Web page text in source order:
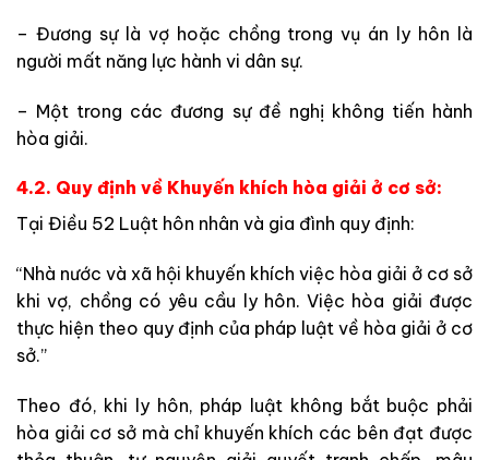
– Đương sự là vợ hoặc chồng trong vụ án ly hôn là
người mất năng lực hành vi dân sự.
– Một trong các đương sự đề nghị không tiến hành
hòa giải.
4.2. Quy định về Khuyến khích hòa giải ở cơ sở:
Tại Điều 52 Luật hôn nhân và gia đình quy định:
“Nhà nước và xã hội khuyến khích việc hòa giải ở cơ sở
khi vợ, chồng có yêu cầu ly hôn. Việc hòa giải được
thực hiện theo quy định của pháp luật về hòa giải ở cơ
sở.”
Theo đó, khi ly hôn, pháp luật không bắt buộc phải
hòa giải cơ sở mà chỉ khuyến khích các bên đạt được